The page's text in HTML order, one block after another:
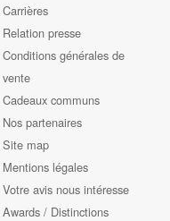
Carrières
Relation presse
Conditions générales de
vente
Cadeaux communs
Nos partenaires
Site map
Mentions légales
Votre avis nous intéresse
Awards / Distinctions